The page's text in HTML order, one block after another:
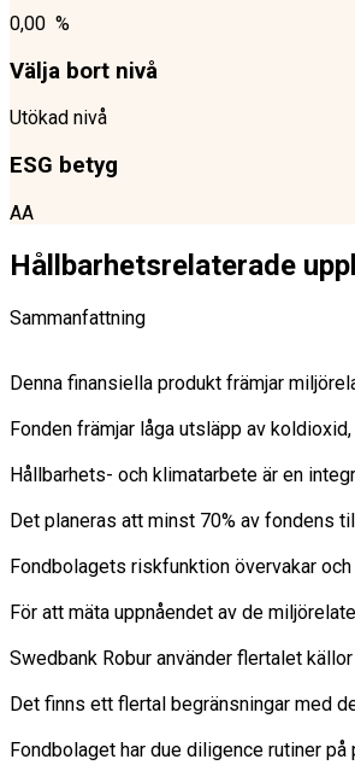
0,00 %
Välja bort nivå
Utökad nivå
ESG betyg
AA
Hållbarhetsrelaterade
Sammanfattning
Denna finansiella produkt främjar
Fonden främjar låga utsläpp av
Hållbarhets- och klimatarbete är en
Det planeras att minst 70% av fondens
Fondbolagets riskfunktion övervakar
För att mäta uppnåendet av de
Swedbank Robur använder flertalet
Det finns ett flertal begränsningar med
Fondbolaget har due diligence rutiner